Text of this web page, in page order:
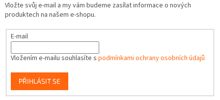
Vložte svůj e-mail a my vám budeme zasílat informace o nových
produktech na našem e-shopu.
E-mail
Vložením e-mailu souhlasíte s podmínkami ochrany osobních údajů
PŘIHLÁSIT SE